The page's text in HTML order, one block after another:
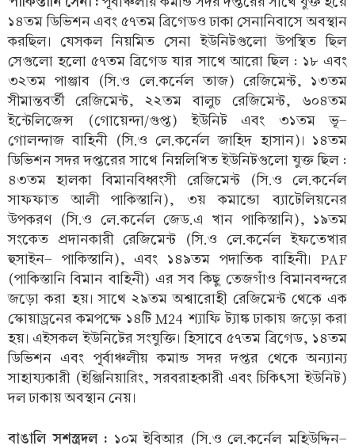
১৪তম ডিভিশন এবং ৫৭তম ব্রিগেডও ঢাকা সেনানিবাসে অবস্থান
করছিল। যেসকল নিয়মিত সেনা ইউনিটগুলো উপস্থিত ছিল
সেগুলো হলো ৫৭তম ব্রিগেড যার সাথে আরো ছিল : ১৮ এবং
৩২তম পাঞ্জাব (সি.ও লে.কর্নেল তাজ) রেজিমেন্ট, ১৩তম
সীমান্তবর্তী রেজিমেন্ট, ২২তম বালুচ রেজিমেন্ট, ৬০৪তম
ইন্টেলিজেন্স (গোয়েন্দা/গুপ্ত) ইউনিট এবং ৩১তম ভূ-
গোলন্দাজ বাহিনী (সি.ও লে.কর্নেল জাহিদ হাসান)। ১৪তম
ডিভিশন সদর দপ্তরের সাথে নিম্নলিখিত ইউনিটগুলো যুক্ত ছিল :
৪৩তম হালকা বিমানবিধ্বংসী রেজিমেন্ট (সি.ও লে.কর্নেল
সাফফাত আলী পাকিস্তানি), ৩য় কমান্ডো ব্যাটেলিয়নের
উপকরণ (সি.ও লে.কর্নেল জেড.এ খান পাকিস্তানি), ১৯তম
সংকেত প্রদানকারী রেজিমেন্ট (সি.ও লে.কর্নেল ইফতেখার
হুসাইন- পাকিস্তানি), এবং ১৪৯তম পদাতিক বাহিনী। PAF
(পাকিস্তানি বিমান বাহিনী) এর সব কিছু তেজগাঁও বিমানবন্দরে
জড়ো করা হয়। সাথে ২৯তম অশ্বারোহী রেজিমেন্ট থেকে এক
স্কোয়াড্রনের কমপক্ষে ১৪টি M24 শ্যাফি ট্যাঙ্ক ঢাকায় জড়ো করা
হয়। এইসকল ইউনিটের সংযুক্তি। হিসাবে ৫৭তম ব্রিগেড, ১৪তম
ডিভিশন এবং পূর্বাঞ্চলীয় কমান্ড সদর দপ্তর থেকে অন্যান্য
সাহায্যকারী (ইঞ্জিনিয়ারিং, সরবরাহকারী এবং চিকিৎসা ইউনিট)
দল ঢাকায় অবস্থান নেয়।
বাঙালি সশস্ত্রদল : ১০ম ইবিআর (সি.ও লে.কর্নেল মহিউদ্দিন-